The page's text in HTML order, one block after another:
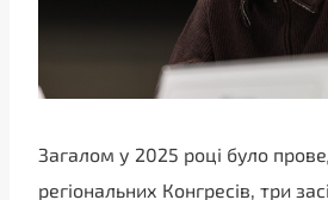
Загалом у 2025 році було
регіональних Конгресів, три